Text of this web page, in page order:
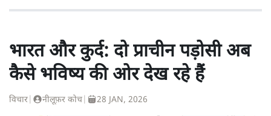
भारत और कुर्द: दो प्राचीन पड़ोसी अब
कैसे भविष्य की ओर देख रहे हैं
विचार नीलूफ़र कोच 28 JAN, 2026